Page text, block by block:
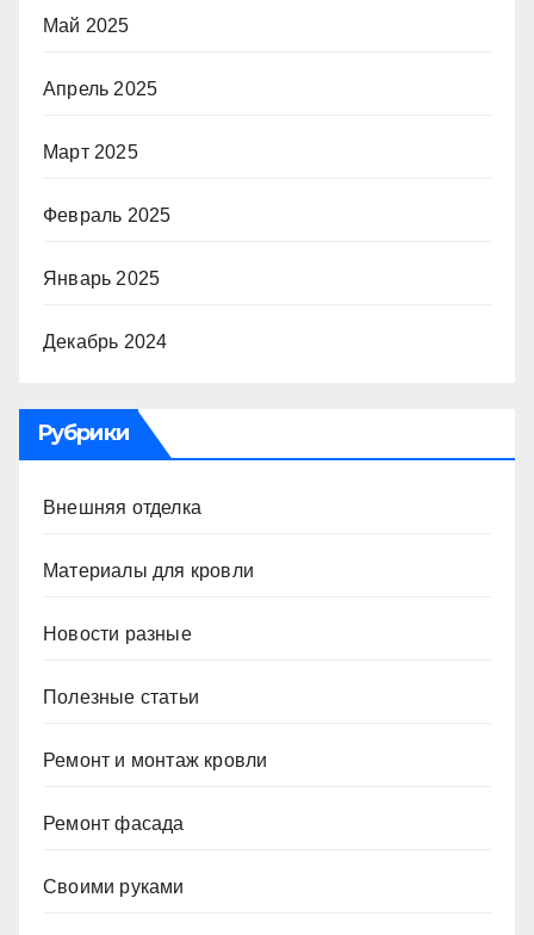
Май 2025
Апрель 2025
Март 2025
Февраль 2025
Январь 2025
Декабрь 2024
Рубрики
Внешняя отделка
Материалы для кровли
Новости разные
Полезные статьи
Ремонт и монтаж кровли
Ремонт фасада
Своими руками